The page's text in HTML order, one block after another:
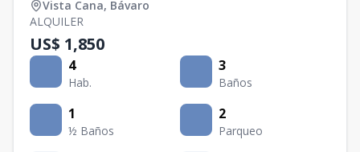
Vista Cana, Bávaro
ALQUILER
US$ 1,850
4
Hab.
3
Baños
1
½ Baños
2
Parqueo